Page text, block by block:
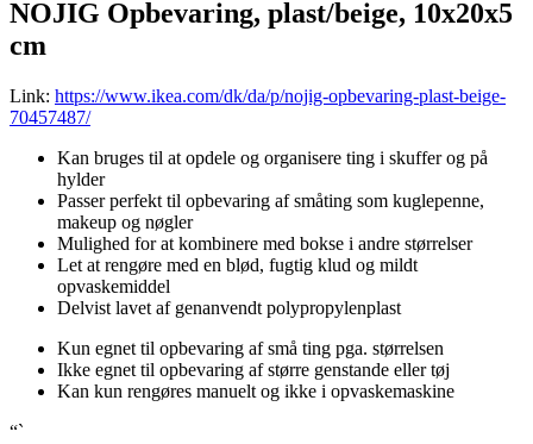
NOJIG Opbevaring, plast/beige, 10x20x5
cm
Link: https://www.ikea.com/dk/da/p/nojig-opbevaring-plast-beige-
70457487/
Kan bruges til at opdele og organisere ting i skuffer og på
hylder
Passer perfekt til opbevaring af småting som kuglepenne,
makeup og nøgler
Mulighed for at kombinere med bokse i andre størrelser
Let at rengøre med en blød, fugtig klud og mildt
opvaskemiddel
Delvist lavet af genanvendt polypropylenplast
Kun egnet til opbevaring af små ting pga. størrelsen
Ikke egnet til opbevaring af større genstande eller tøj
Kan kun rengøres manuelt og ikke i opvaskemaskine
“`